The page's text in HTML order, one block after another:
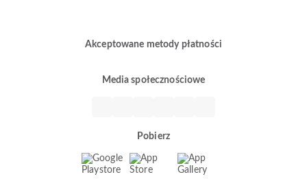
Akceptowane metody płatności
Media społecznościowe
Pobierz